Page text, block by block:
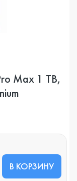
Max 1 TB,
В КОРЗИНУ